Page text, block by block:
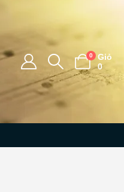
0
Giỏ
0